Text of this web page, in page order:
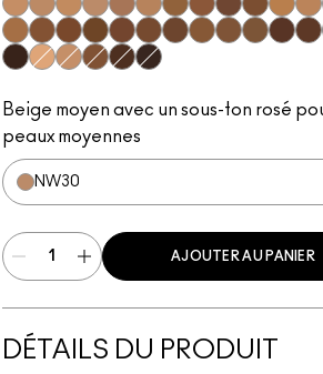
NC43.5
NC44NC44.5
NW30NW33NW35NW40NW43NW44NW45
C8
NC47NC50NW46NW47NW48
NW50NW53
Beige moyen avec un sous-ton rosé
peaux moyennes
NW30
AJOUTER AU PANIER
DÉTAILS DU PRODUIT